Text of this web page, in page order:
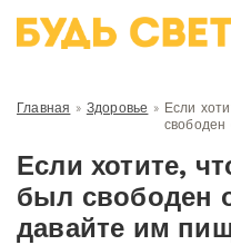
Главная » Здоровье » Если
свободен
Если хотите,
был свободен
давайте им